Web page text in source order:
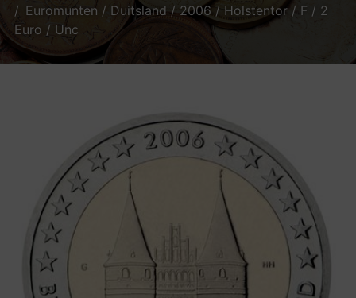
Euromunten / Duitsland / 2006 / Holstentor / F / 2
Euro / Unc